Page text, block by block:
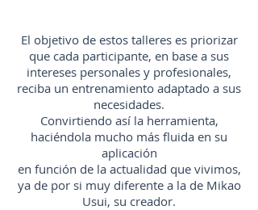
El objetivo de estos talleres es priorizar
que cada participante, en base a sus
intereses personales y profesionales,
reciba un entrenamiento adaptado a sus
necesidades.
Convirtiendo así la herramienta,
haciéndola mucho más fluida en su
aplicación
en función de la actualidad que vivimos,
ya de por si muy diferente a la de Mikao
Usui, su creador.